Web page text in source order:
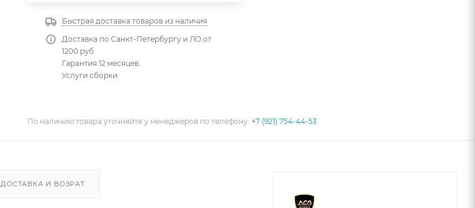
Быстрая доставка товаров из наличия
Доставка по Санкт-Петербургу и ЛО от
1200 руб
Гарантия 12 месяцев.
Услуги сборки
По наличию товара уточняйте у менеджеров по телефону:+7 (921) 754-44-53
ДОСТАВКА И ВОЗРАТ